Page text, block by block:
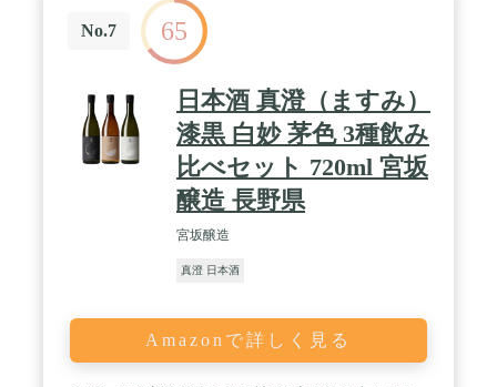
No.7 65
日本酒 真澄（ますみ）
漆黒 白妙 茅色 3種飲み
比べセット 720ml 宮坂
醸造 長野県
宮坂醸造
真澄 日本酒
Amazonで詳しく見る